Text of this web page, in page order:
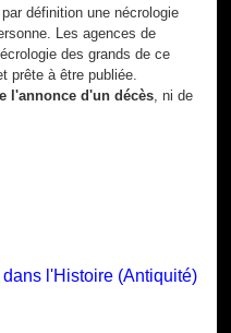
définition une nécrologie
Les agences de
des grands de ce
prête à être publiée.
l'annonce d'un décès , ni de
l'Histoire (Antiquité)